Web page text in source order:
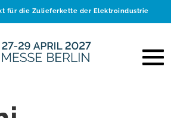
für die Zulieferkette der Elektroindustrie